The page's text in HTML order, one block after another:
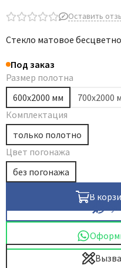
Bussare
Comit
Covali
Dircode
Eclisse
El Porta
Fantom
Fimet
Fratelli Cattini
Fuaro
Griffwerk
Оставить
Стекло матовое
Под заказ
Размер полотна
600х2000 мм
700х2000
Комплектация
только полотно
Цвет погонажа
без погонажа
В